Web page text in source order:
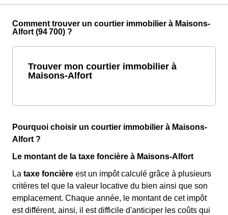
Comment trouver un courtier immobilier à Maisons-
Alfort (94 700) ?
Trouver mon courtier immobilier à
Maisons-Alfort
Pourquoi choisir un courtier immobilier à Maisons-
Alfort ?
Le montant de la taxe foncière à Maisons-Alfort
La taxe foncière est un impôt calculé grâce à plusieurs
critères tel que la valeur locative du bien ainsi que son
emplacement. Chaque année, le montant de cet impôt
est différent, ainsi, il est difficile d'anticiper les coûts qui